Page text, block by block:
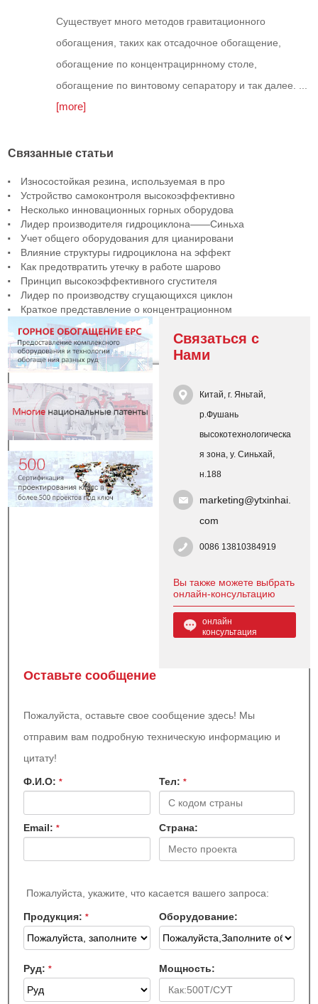
Существует много методов гравитационного
обогащения, таких как отсадочное обогащение,
обогащение по концентрацирнному столе,
обогащение по винтовому сепаратору и так далее. ...
[more]
Связанные статьи
Износостойкая резина, используемая в про
Устройство самоконтроля высокоэффективно
Несколько инновационных горных оборудова
Лидер производителя гидроциклона——Синьха
Учет общего оборудования для цианировани
Влияние структуры гидроциклона на эффект
Как предотвратить утечку в работе шарово
Принцип высокоэффективного сгустителя
Лидер по производству сгущающихся циклон
Краткое представление о концентрационном
Связаться с
Нами
Китай, г. Яньтай,
р.Фушань
высокотехнологическа
я зона, у. Синьхай,
н.188
marketing@ytxinhai.
com
0086 13810384919
Вы также можете выбрать
онлайн-консультацию
онлайн
консультация
Оставьте сообщение
Пожалуйста, оставьте свое сообщение здесь! Мы
отправим вам подробную техническую информацию и
цитату!
Ф.И.О:* Teл: *
Email:* Страна:
Пожалуйста, укажите, что касается вашего запроса:
Продукция:* Оборудование:
Руд:* Мощность: